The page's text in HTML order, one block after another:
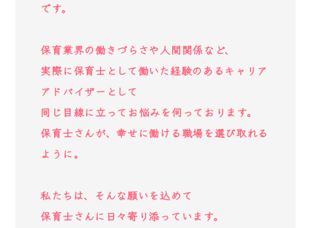
です。
保育業界の働きづらさや人間関係など、
実際に保育士として働いた経験のあるキャリア
アドバイザーとして
同じ目線に立ってお悩みを伺っております。
保育士さんが、幸せに働ける職場を選び取れる
ように。
私たちは、そんな願いを込めて
保育士さんに日々寄り添っています。